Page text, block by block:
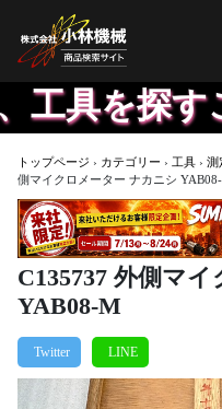
すこと
トップページ › カテゴリー › 工具 › 測
側マイクロメーター ナカニシ
C135737 外側マ
YAB08-M